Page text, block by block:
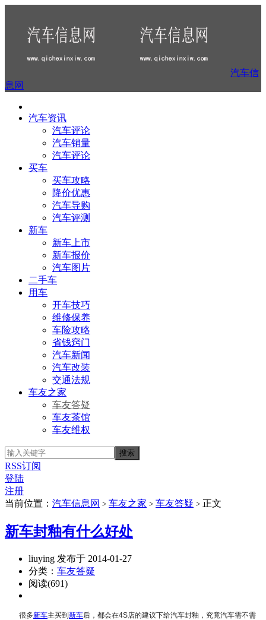
汽车信
息网
汽车资讯
汽车评论
汽车销量
汽车评论
买车
买车攻略
降价优惠
汽车导购
汽车评测
新车
新车上市
新车报价
汽车图片
二手车
用车
开车技巧
维修保养
车险攻略
省钱窍门
汽车新闻
汽车改装
交通法规
车友之家
车友答疑
车友茶馆
车友维权
RSS订阅
登陆
注册
当前位置： 汽车信息网 > 车友之家 > 车友答疑 > 正文
新车封釉有什么好处
liuying 发布于 2014-01-27
分类： 车友答疑
阅读(691)
很多新车主买到新车后，都会在4S店的建议下给汽车封釉，究竟汽车需不需